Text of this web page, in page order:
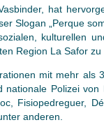
hat
Slogan „Perque
kulturellen
Region La Safor zu
mit mehr als
Polizei
Fisiopedreguer,
anderen.